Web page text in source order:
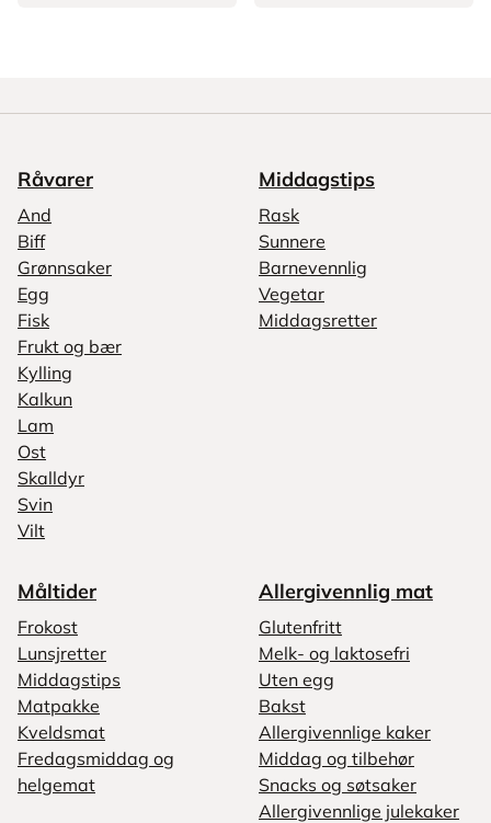
Råvarer
And
Biff
Grønnsaker
Egg
Fisk
Frukt og bær
Kylling
Kalkun
Lam
Ost
Skalldyr
Svin
Vilt
Middagstips
Rask
Sunnere
Barnevennlig
Vegetar
Middagsretter
Måltider
Frokost
Lunsjretter
Middagstips
Matpakke
Kveldsmat
Fredagsmiddag og
helgemat
Allergivennlig mat
Glutenfritt
Melk- og laktosefri
Uten egg
Bakst
Allergivennlige kaker
Middag og tilbehør
Snacks og søtsaker
Allergivennlige julekaker